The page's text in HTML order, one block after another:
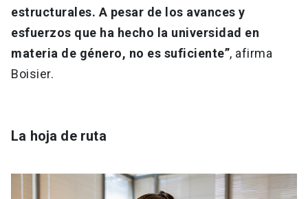
estructurales. A pesar de los avances y
esfuerzos que ha hecho la universidad en
materia de género, no es suficiente”, afirma
Boisier.
La hoja de ruta